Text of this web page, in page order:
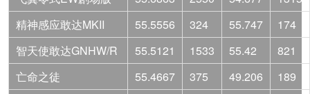
精神感应敢达MKII
55.5556 324 55.747
174
智天使敢达GNHW/R
55.5121 1533 55.42
821
亡命之徒
55.4667 375 49.206
189